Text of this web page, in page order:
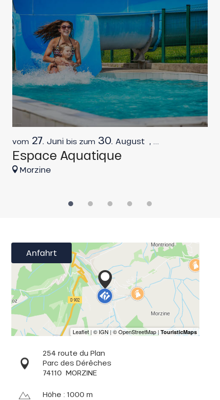
vom 27. Juni bis zum 30. August ,
Espace Aquatique
Morzine
Anfahrt
254 route du Plan
Parc des Dérêches
74110 MORZINE
Höhe : 1000 m